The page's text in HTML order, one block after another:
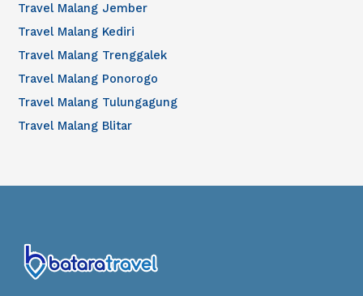
Travel Malang Jember
Travel Malang Kediri
Travel Malang Trenggalek
Travel Malang Ponorogo
Travel Malang Tulungagung
Travel Malang Blitar